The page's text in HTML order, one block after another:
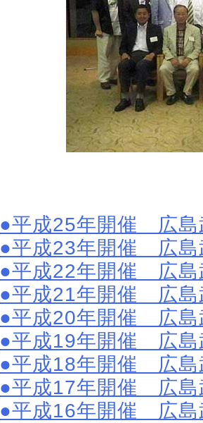
●平成25年開催 広島
●平成23年開催 広島
●平成22年開催 広島
●平成21年開催 広島
●平成20年開催 広島
●平成19年開催 広島
●平成18年開催 広島
●平成17年開催 広島
●平成16年開催 広島